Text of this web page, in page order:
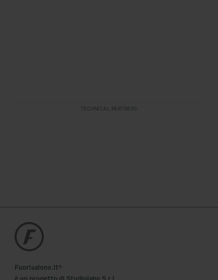
TECHNICAL PARTNERS
Fuorisalone.it®